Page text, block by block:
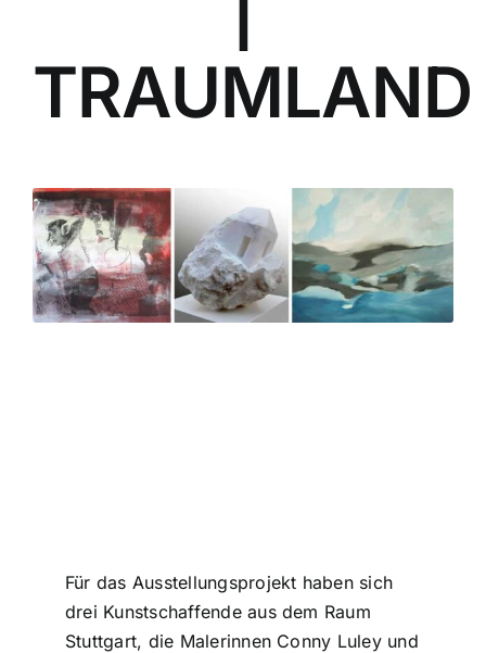
TRAUMLAND
Für das Ausstellungsprojekt haben sich
drei Kunstschaffende aus dem Raum
Stuttgart, die Malerinnen Conny Luley und